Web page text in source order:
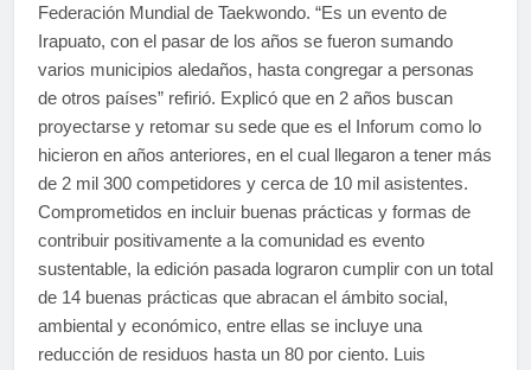
Federación Mundial de Taekwondo. “Es un evento de
Irapuato, con el pasar de los años se fueron sumando
varios municipios aledaños, hasta congregar a personas
de otros países” refirió. Explicó que en 2 años buscan
proyectarse y retomar su sede que es el Inforum como lo
hicieron en años anteriores, en el cual llegaron a tener más
de 2 mil 300 competidores y cerca de 10 mil asistentes.
Comprometidos en incluir buenas prácticas y formas de
contribuir positivamente a la comunidad es evento
sustentable, la edición pasada lograron cumplir con un total
de 14 buenas prácticas que abracan el ámbito social,
ambiental y económico, entre ellas se incluye una
reducción de residuos hasta un 80 por ciento. Luis